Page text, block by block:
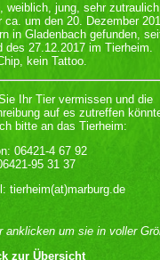
weiblich, jung, sehr
ca. um den 20. Dezember
in Gladenbach gefunden,
des 27.12.2017 im Tierheim.
kein Tattoo.
Ihr Tier vermissen und die
auf es zutreffen
bitte an das Tierheim:
06421-4 67 92
95 31 37
tierheim(at)marburg.de
anklicken um sie in voller
zur Übersicht